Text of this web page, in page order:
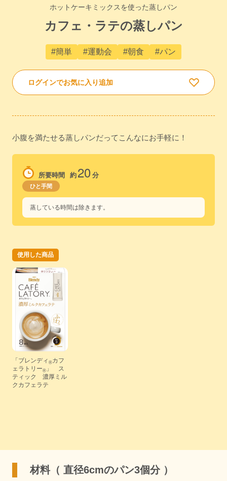
ホットケーキミックスを使った蒸しパン
カフェ・ラテの蒸しパン
#簡単 #運動会 #朝食 #パン
ログインでお気に入り追加
小腹を満たせる蒸しパンだってこんなにお手軽に！
所要時間 約 20 分
ひと手間
蒸している時間は除きます。
使用した商品
「ブレンディ ®カフ
ェラトリー® 」 ス
ティック 濃厚ミル
クカフェラテ
材料（ 直径6cmのパン3個分 ）